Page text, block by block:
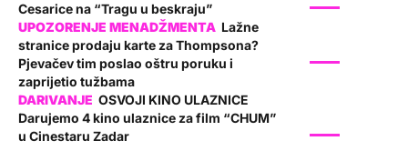
Cesarice na “Tragu u beskraju”
Lažne
stranice prodaju karte za Thompsona?
Pjevačev tim poslao oštru poruku i
zaprijetio tužbama
OSVOJI KINO ULAZNICE
Darujemo 4 kino ulaznice za film “CHUM”
u Cinestaru Zadar